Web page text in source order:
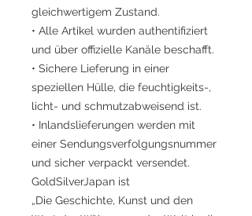
gleichwertigem Zustand.
• Alle Artikel wurden authentifiziert
und über offizielle Kanäle beschafft.
• Sichere Lieferung in einer
speziellen Hülle, die feuchtigkeits-,
licht- und schmutzabweisend ist.
• Inlandslieferungen werden mit
einer Sendungsverfolgungsnummer
und sicher verpackt versendet.
GoldSilverJapan ist
„Die Geschichte, Kunst und den